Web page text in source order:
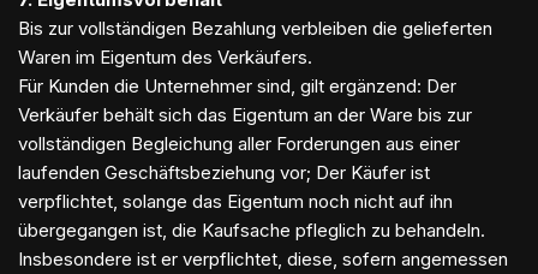
Bis zur vollständigen Bezahlung verbleiben die gelieferten
Waren im Eigentum des Verkäufers.
Für Kunden die Unternehmer sind, gilt ergänzend: Der
Verkäufer behält sich das Eigentum an der Ware bis zur
vollständigen Begleichung aller Forderungen aus einer
laufenden Geschäftsbeziehung vor; Der Käufer ist
verpflichtet, solange das Eigentum noch nicht auf ihn
übergegangen ist, die Kaufsache pfleglich zu behandeln.
Insbesondere ist er verpflichtet, diese, sofern angemessen